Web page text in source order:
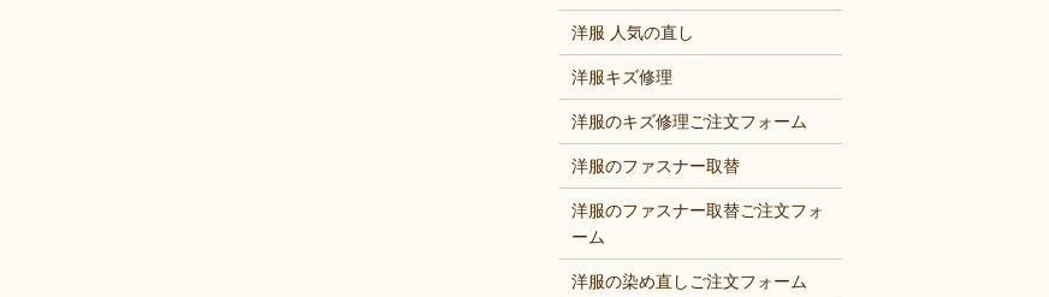
洋服 人気の直し
洋服キズ修理
洋服のキズ修理ご注文フォーム
洋服のファスナー取替
洋服のファスナー取替ご注文フォ
ーム
洋服の染め直しご注文フォーム